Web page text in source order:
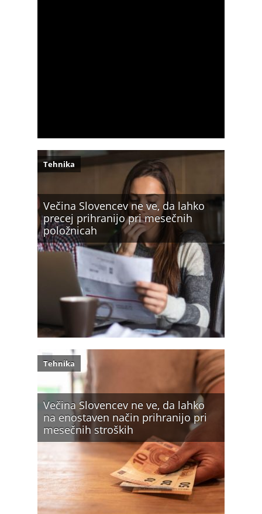
Večina Slovencev ne ve, da lahko
precej prihranijo pri mesečnih
položnicah
Tehnika
Večina Slovencev ne ve, da lahko
na enostaven način prihranijo pri
mesečnih stroških
Tehnika